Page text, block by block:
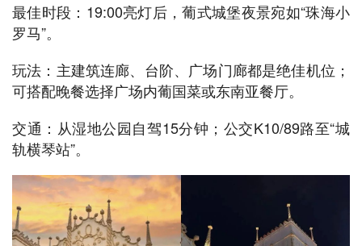
最佳时段：19:00亮灯后，葡式城堡夜景宛如“珠海小
罗马”。
玩法：主建筑连廊、台阶、广场门廊都是绝佳机位；
可搭配晚餐选择广场内葡国菜或东南亚餐厅。
交通：从湿地公园自驾15分钟；公交K10/89路至“城
轨横琴站”。